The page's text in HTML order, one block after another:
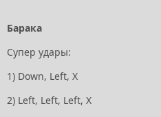
Барака
Супер удары:
1) Down, Left, Х
2) Left, Left, Left, X